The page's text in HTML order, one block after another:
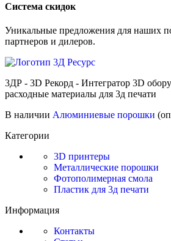
Cистема скидок
Уникальные предложения для наших
партнеров и дилеров.
3ДР - 3D Рекорд - Интегратор 3D
расходные материалы для 3д печати
В наличии Алюминиевые порошки
Категории
3D принтеры
Металлические порошки
Фотополимерная смола
Пластик для 3д печати
Информация
Контакты